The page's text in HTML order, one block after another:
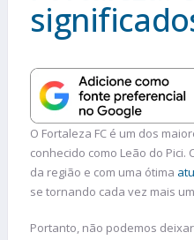
O Fortaleza FC é um dos
conhecido como Leão do Pici.
da região e com uma ótima
se tornando cada vez mais
Portanto, não podemos